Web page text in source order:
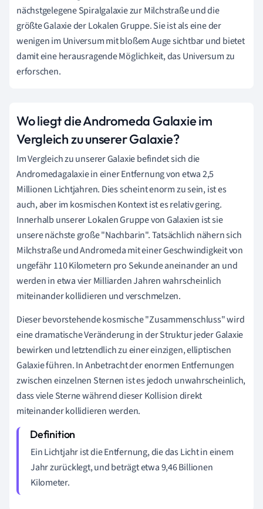
nächstgelegene Spiralgalaxie zur Milchstraße und die
größte Galaxie der Lokalen Gruppe. Sie ist als eine der
wenigen im Universum mit bloßem Auge sichtbar und bietet
damit eine herausragende Möglichkeit, das Universum zu
erforschen.
Wo liegt die Andromeda Galaxie im
Vergleich zu unserer Galaxie?
Im Vergleich zu unserer Galaxie befindet sich die
Andromedagalaxie in einer Entfernung von etwa 2,5
Millionen Lichtjahren. Dies scheint enorm zu sein, ist es
auch, aber im kosmischen Kontext ist es relativ gering.
Innerhalb unserer Lokalen Gruppe von Galaxien ist sie
unsere nächste große "Nachbarin". Tatsächlich nähern sich
Milchstraße und Andromeda mit einer Geschwindigkeit von
ungefähr 110 Kilometern pro Sekunde aneinander an und
werden in etwa vier Milliarden Jahren wahrscheinlich
miteinander kollidieren und verschmelzen.
Dieser bevorstehende kosmische "Zusammenschluss" wird
eine dramatische Veränderung in der Struktur jeder Galaxie
bewirken und letztendlich zu einer einzigen, elliptischen
Galaxie führen. In Anbetracht der enormen Entfernungen
zwischen einzelnen Sternen ist es jedoch unwahrscheinlich,
dass viele Sterne während dieser Kollision direkt
miteinander kollidieren werden.
Ein Lichtjahr ist die Entfernung, die das Licht in einem
Jahr zurücklegt, und beträgt etwa 9,46 Billionen
Kilometer.